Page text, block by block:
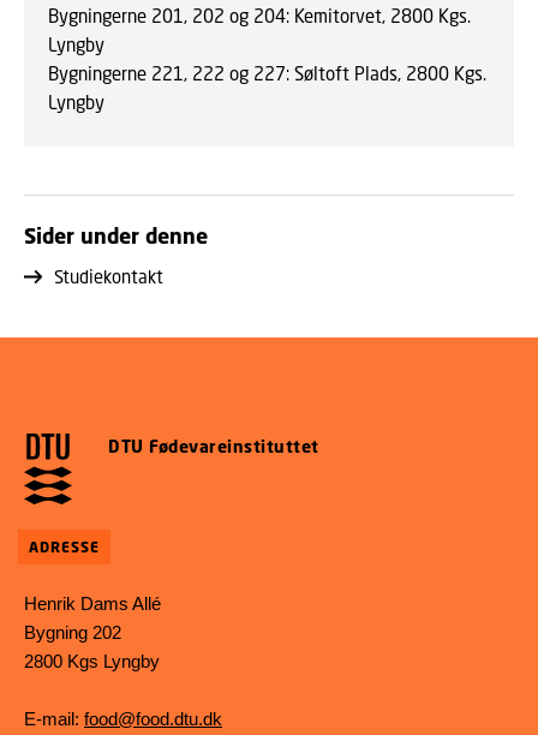
Bygningerne 201, 202 og 204: Kemitorvet, 2800 Kgs.
Lyngby
Bygningerne 221, 222 og 227: Søltoft Plads, 2800 Kgs.
Lyngby
Sider under denne
Studiekontakt
DTU Fødevareinstituttet
ADRESSE
Henrik Dams Allé
Bygning 202
2800 Kgs Lyngby
E-mail: food@food.dtu.dk